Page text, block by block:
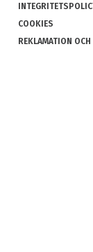
COOKIES
REKLAMATION